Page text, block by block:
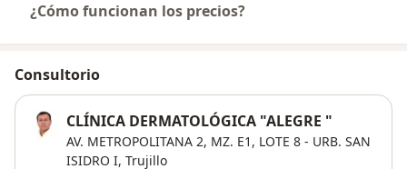
¿Cómo funcionan los precios?
Consultorio
CLÍNICA DERMATOLÓGICA "ALEGRE "
AV. METROPOLITANA 2, MZ. E1, LOTE 8 - URB. SAN
ISIDRO I, Trujillo